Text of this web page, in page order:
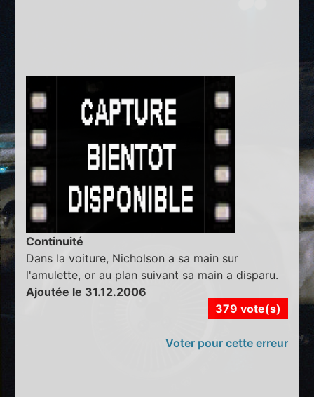
Continuité
Dans la voiture, Nicholson a sa main sur
l'amulette, or au plan suivant sa main a disparu.
Ajoutée le 31.12.2006
379 vote(s)
Voter pour cette erreur